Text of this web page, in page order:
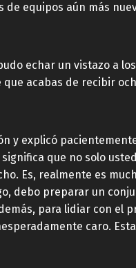
equipos aún más
echar un vistazo a
que acabas de recibir
y explicó
que no solo
Es, realmente es
debo preparar un
para lidiar con el
caro.